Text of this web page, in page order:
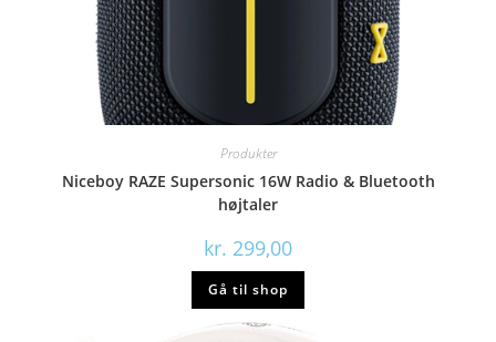
Produkter
Niceboy RAZE Supersonic 16W Radio & Bluetooth
højtaler
kr. 299,00
Gå til shop